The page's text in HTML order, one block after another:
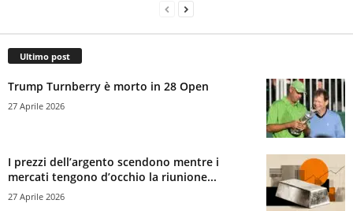
Ultimo post
Trump Turnberry è morto in 28 Open
27 Aprile 2026
I prezzi dell’argento scendono mentre i
mercati tengono d’occhio la riunione...
27 Aprile 2026